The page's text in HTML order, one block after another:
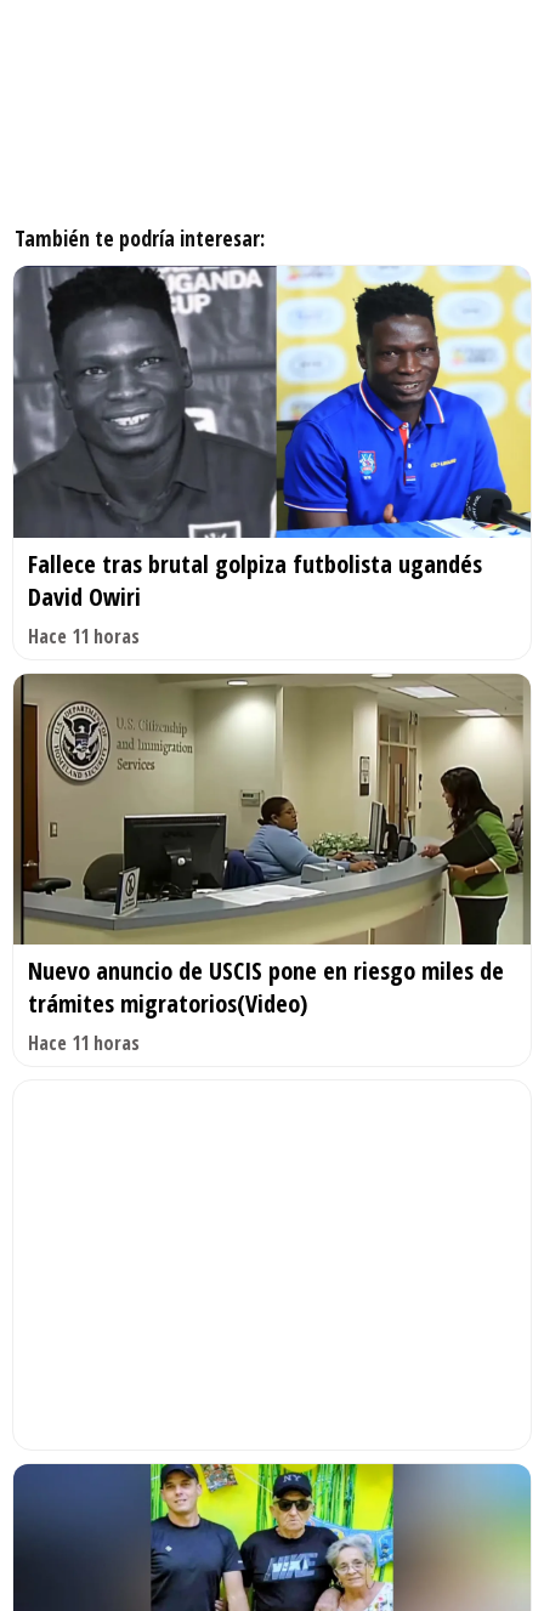
También te podría interesar:
Fallece tras brutal golpiza futbolista ugandés
David Owiri
Hace 11 horas
Nuevo anuncio de USCIS pone en riesgo miles de
trámites migratorios(Video)
Hace 11 horas